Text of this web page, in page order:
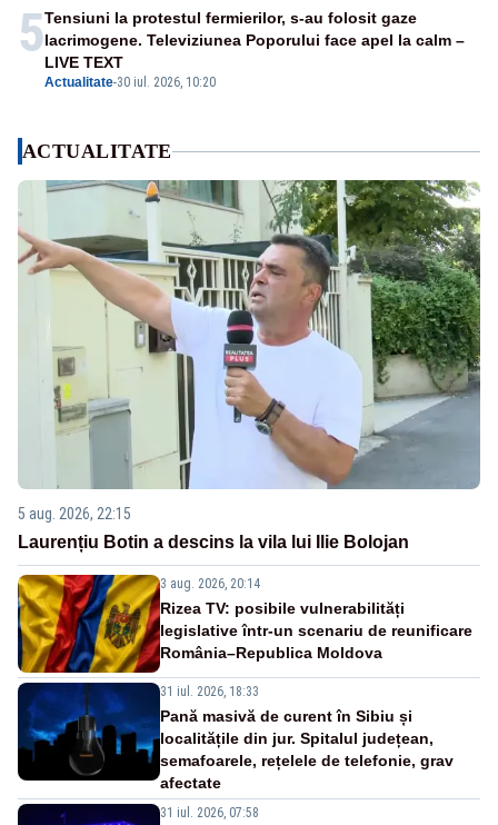
5
Actualitate-30 iul. 2026, 10:20
Tensiuni la protestul fermierilor, s-au folosit gaze
lacrimogene. Televiziunea Poporului face apel la calm –
LIVE TEXT
ACTUALITATE
5 aug. 2026, 22:15
Laurențiu Botin a descins la vila lui Ilie Bolojan
3 aug. 2026, 20:14
Rizea TV: posibile vulnerabilități
legislative într-un scenariu de reunificare
România–Republica Moldova
31 iul. 2026, 18:33
Pană masivă de curent în Sibiu și
localitățile din jur. Spitalul județean,
semafoarele, rețelele de telefonie, grav
afectate
31 iul. 2026, 07:58